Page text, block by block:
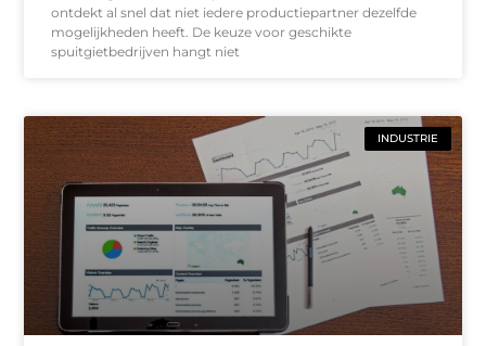
ontdekt al snel dat niet iedere productiepartner dezelfde
mogelijkheden heeft. De keuze voor geschikte
spuitgietbedrijven hangt niet
INDUSTRIE